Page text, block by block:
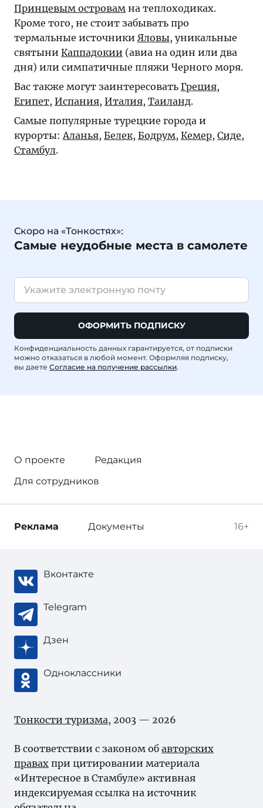
Принцевым островам на теплоходиках.
Кроме того, не стоит забывать про
термальные источники Яловы, уникальные
святыни Каппадокии (авиа на один или два
дня) или симпатичные пляжи Черного моря.
Вас также могут заинтересовать Греция,
Египет, Испания, Италия, Таиланд.
Самые популярные турецкие города и
курорты: Аланья, Белек, Бодрум, Кемер, Сиде,
Стамбул.
Скоро на «Тонкостях»:
Самые неудобные места в самолете
ОФОРМИТЬ ПОДПИСКУ
Конфиденциальность данных гарантируется, от подписки
можно отказаться в любой момент. Оформляя подписку,
вы даете Согласие на получение рассылки.
О проекте
Редакция
Для сотрудников
16+
Реклама Документы
Вконтакте
Telegram
Дзен
Одноклассники
Тонкости туризма, 2003 — 2026
В соответствии с законом об авторских
правах при цитировании материала
«Интересное в Стамбуле» активная
индексируемая ссылка на источник